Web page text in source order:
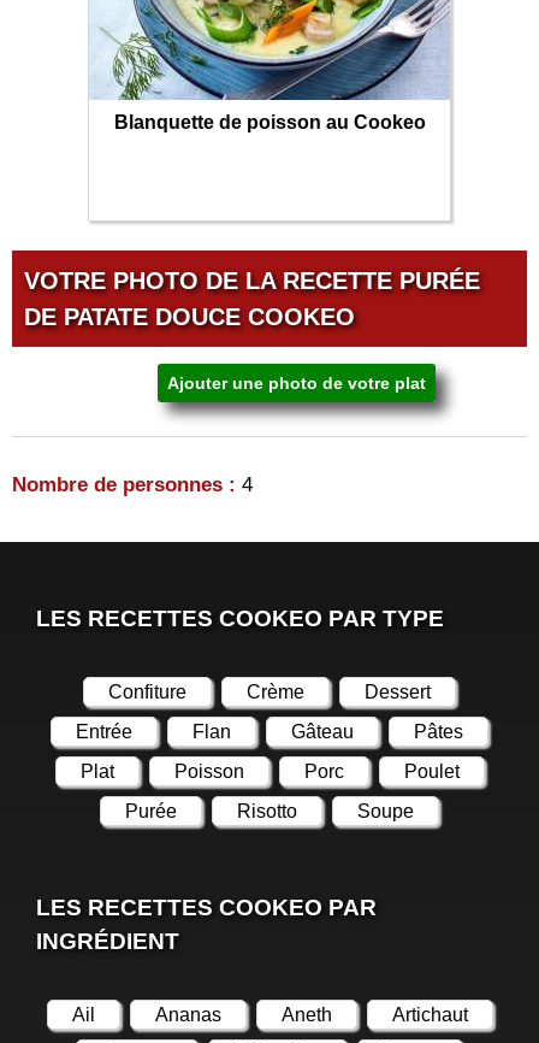
Blanquette de poisson au Cookeo
VOTRE PHOTO DE LA RECETTE PURÉE
DE PATATE DOUCE COOKEO
Ajouter une photo de votre plat
Nombre de personnes : 4
LES RECETTES COOKEO PAR TYPE
Confiture Crème
Dessert
Entrée
Flan Gâteau
Pâtes
Plat
Poisson Porc
Poulet
Purée
Risotto Soupe
LES RECETTES COOKEO PAR
INGRÉDIENT
Ail Ananas Aneth
Artichaut